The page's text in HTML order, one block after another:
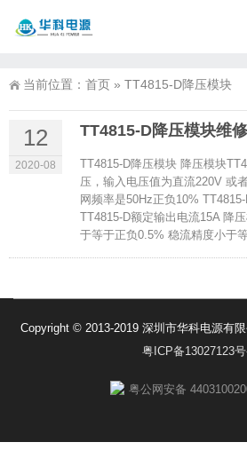
当前位置： 首页 » TT4815-D降压模块
12
2020-08
TT4815-D降压模块维修
TT4815-D降压模块 降压模块
压，输入电压值为直流220V 或
网频率是50Hz正负10%
TT4815-D额定输出电流15A 降
于等于正负0.5% 稳流精度小于
Copyright © 2013-2019 深圳市华科电源有
粤ICP备13027123
粤公网安备